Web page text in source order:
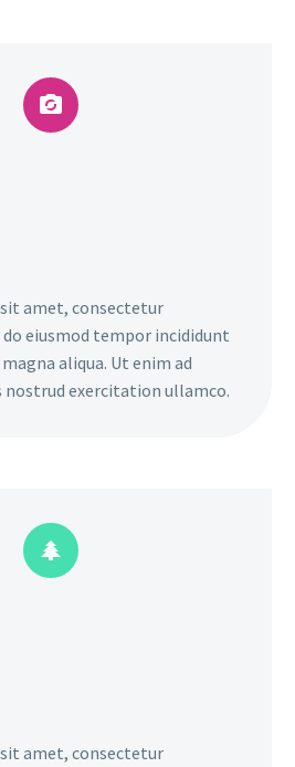


amet, consectetur
eiusmod tempor incididunt
aliqua. Ut enim ad
nostrud exercitation ullamco.


amet, consectetur